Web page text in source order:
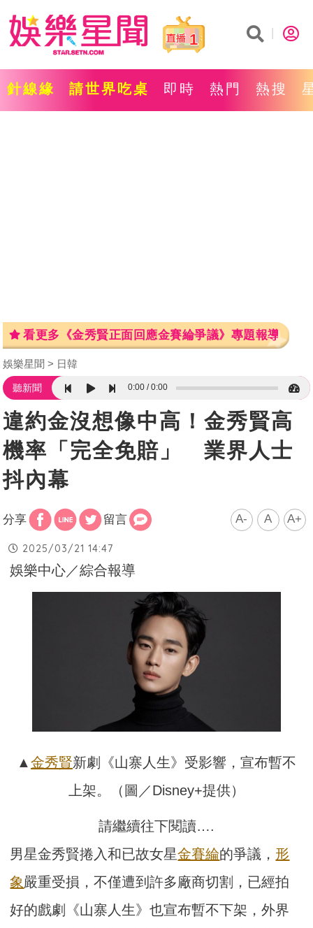
1
針線緣 請世界吃桌 即時 熱門 熱搜
看更多《金秀賢正面回應金賽綸爭議》專題報導
娛樂星聞 日韓
聽新聞 0:00 0:00
違約金沒想像中高！金秀賢高
機率「完全免賠」 業界人士
抖內幕
分享 留言 A- A A+
2025/03/21 14:47
娛樂中心／綜合報導
▲金秀賢新劇《山寨人生》受影響，宣布暫不
上架。（圖／Disney+提供）
請繼續往下閱讀….
男星金秀賢捲入和已故女星金賽綸的爭議， 形
象嚴重受損，不僅遭到許多廠商切割，已經拍
好的戲劇《山寨人生》也宣布暫不下架，外界